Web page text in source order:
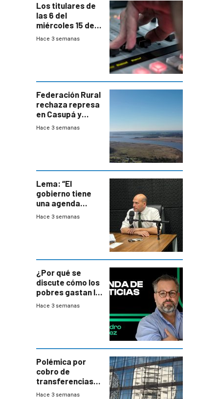
Los titulares de
las 6 del
miércoles 15 de
julio de 2026
Hace 3 semanas
Federación Rural
rechaza represa
en Casupá y
firma demanda
Hace 3 semanas
Lema: “El
gobierno tiene
una agenda
destructiva”
Hace 3 semanas
¿Por qué se
discute cómo los
pobres gastan la
plata?
Hace 3 semanas
Polémica por
cobro de
transferencias
del Mides en
Hace 3 semanas